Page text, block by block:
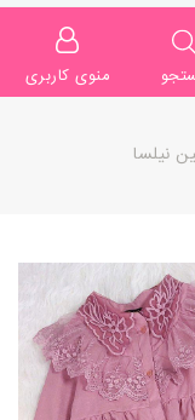
منوی کاربری
نیلسا